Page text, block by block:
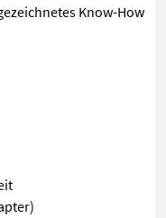
Know-How